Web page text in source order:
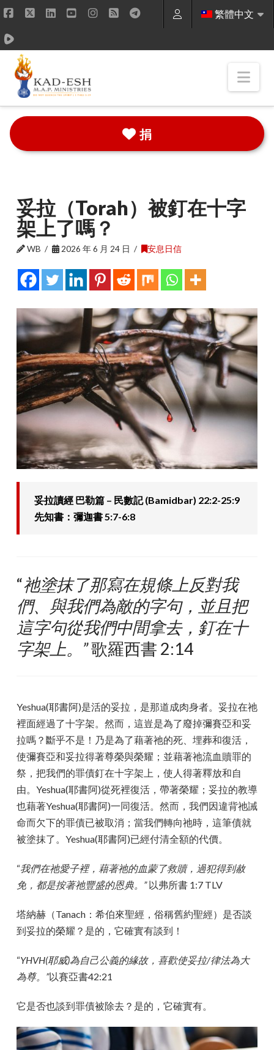
繁體中文
捐
妥拉（Torah）被釘在十字
架上了嗎？
WB 2026 年 6 月 24 日 安息日信
妥拉讀經 巴勒篇 – 民數記 (Bamidbar) 22:2-25:9
先知書：彌迦書 5:7-6:8
“祂塗抹了那寫在規條上反對我
們、與我們為敵的字句，並且把
這字句從我們中間拿去，釘在十
字架上。”歌羅西書 2:14
Yeshua(耶書阿)是活的妥拉，是那道成肉身者。妥拉在祂
裡面經過了十字架。然而，這豈是為了廢掉彌賽亞和妥
拉嗎？斷乎不是！乃是為了藉著祂的死、埋葬和復活，
使彌賽亞和妥拉得著尊榮與榮耀；並藉著祂流血贖罪的
祭，把我們的罪債釘在十字架上，使人得著釋放和自
由。Yeshua(耶書阿)從死裡復活，帶著榮耀；妥拉的教導
也藉著Yeshua(耶書阿)一同復活。然而，我們因違背祂誡
命而欠下的罪債已被取消；當我們轉向祂時，這筆債就
被塗抹了。Yeshua(耶書阿)已經付清全額的代價。
“我們在祂愛子裡，藉著祂的血蒙了救贖，過犯得到赦
免，都是按著祂豐盛的恩典。”以弗所書 1:7 TLV
塔納赫（Tanach：希伯來聖經，俗稱舊約聖經）是否談
到妥拉的榮耀？是的，它確實有談到！
“YHVH(耶威)為自己公義的緣故，喜歡使妥拉/律法為大
為尊。”以賽亞書42:21
它是否也談到罪債被除去？是的，它確實有。